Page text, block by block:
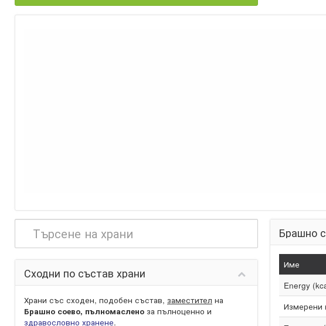
Сходни по състав храни
Храни със сходен, подобен състав, заместител на
Брашно соево, пълномаслено за пълноценно и
здравословно хранене.
Брашно
Име
Energy
Измерени